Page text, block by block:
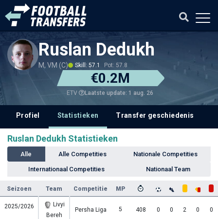
Ruslan Dedukh
M, VM (C) Skill: 57.1 Pot: 57.8
€0.2M
ETV Laatste update: 1 aug. 26
Profiel Statistieken Transfer geschiedenis
Ruslan Dedukh Statistieken
Alle Alle Competities Nationale Competities
Internationaal Competities Nationaal Team
Seizoen Team Competitie MP
2025/2026
Livyi
Bereh
Persha Liga 5 408 0 0 2 0 0